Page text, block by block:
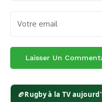
🏉Rugby à la TV